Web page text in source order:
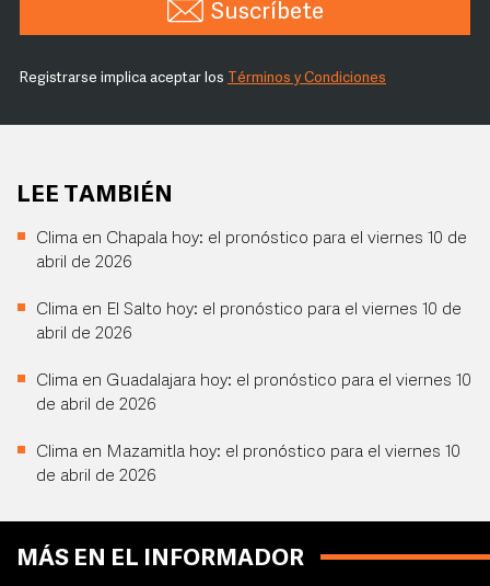
Suscríbete
Registrarse implica aceptar los Términos y Condiciones
LEE TAMBIÉN
Clima en Chapala hoy: el pronóstico para el viernes 10 de
abril de 2026
Clima en El Salto hoy: el pronóstico para el viernes 10 de
abril de 2026
Clima en Guadalajara hoy: el pronóstico para el viernes 10
de abril de 2026
Clima en Mazamitla hoy: el pronóstico para el viernes 10
de abril de 2026
MÁS EN EL INFORMADOR